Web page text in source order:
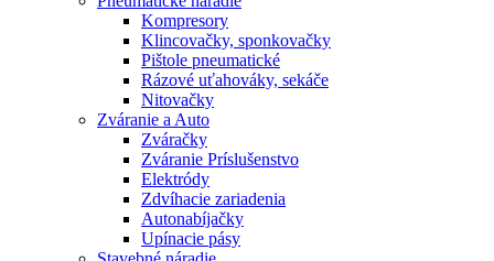
Kompresory
Klincovačky, sponkovačky
Pištole pneumatické
Rázové uťahováky, sekáče
Nitovačky
Zváranie a Auto
Zváračky
Zváranie Príslušenstvo
Elektródy
Zdvíhacie zariadenia
Autonabíjačky
Upínacie pásy